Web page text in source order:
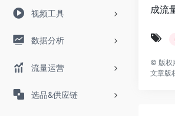
视频工具
数据分析
流量运营
选品&供应链
成流
© 版权
文章版